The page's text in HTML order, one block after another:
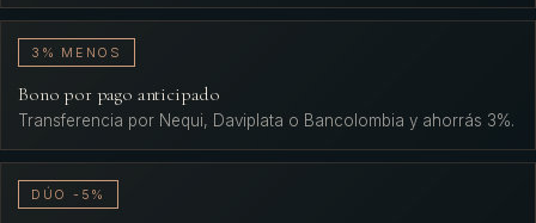
3% MENOS
Bono por pago anticipado
Transferencia por Nequi, Daviplata o Bancolombia y ahorrás 3%.
DÚO -5%